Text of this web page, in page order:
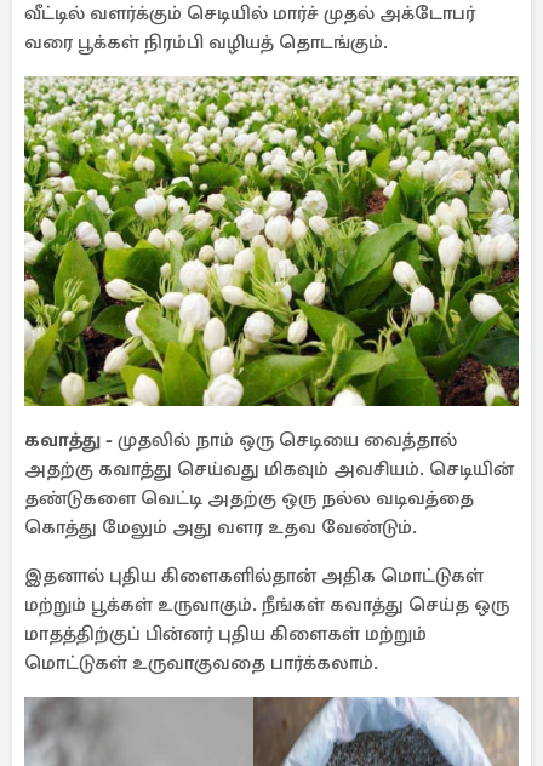
வீட்டில் வளர்க்கும் செடியில் மார்ச் முதல் அக்டோபர்
வரை பூக்கள் நிரம்பி வழியத் தொடங்கும்.
கவாத்து - முதலில் நாம் ஒரு செடியை வைத்தால்
அதற்கு கவாத்து செய்வது மிகவும் அவசியம். செடியின்
தண்டுகளை வெட்டி அதற்கு ஒரு நல்ல வடிவத்தை
கொத்து மேலும் அது வளர உதவ வேண்டும்.
இதனால் புதிய கிளைகளில்தான் அதிக மொட்டுகள்
மற்றும் பூக்கள் உருவாகும். நீங்கள் கவாத்து செய்த ஒரு
மாதத்திற்குப் பின்னர் புதிய கிளைகள் மற்றும்
மொட்டுகள் உருவாகுவதை பார்க்கலாம்.